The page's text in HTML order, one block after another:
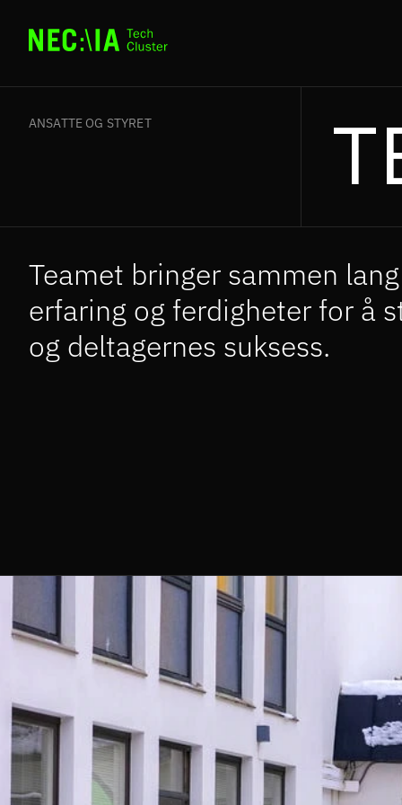
ANSATTE OG STYRET
Teamet bringer sammen
erfaring og ferdigheter for å
og deltagernes suksess.